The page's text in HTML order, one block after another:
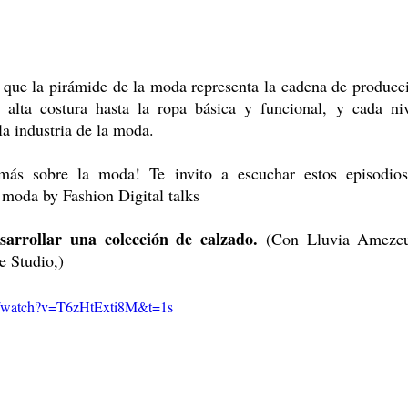
la pirámide de la moda representa la cadena de
costura hasta la ropa básica y funcional, y cada
industria de la moda.
sobre la moda! Te invito a escuchar estos
by Fashion Digital talks
una colección de calzado. (Con Lluvia
Studio,)